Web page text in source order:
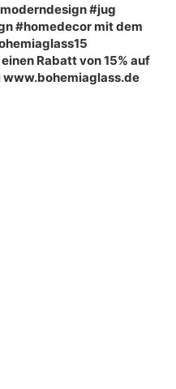
#jug
#homedecor mit dem
Rabatt von 15% auf
www.bohemiaglass.de